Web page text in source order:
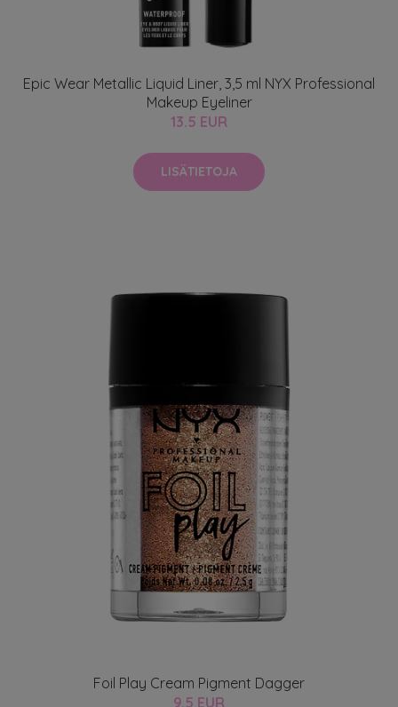
Epic Wear Metallic Liquid Liner, 3,5 ml NYX Professional
Makeup Eyeliner
13.5 EUR
LISÄTIETOJA
Foil Play Cream Pigment Dagger
9.5 EUR